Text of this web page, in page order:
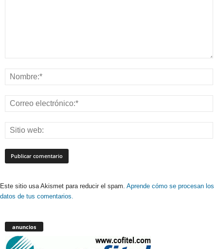
Este sitio usa Akismet para reducir el spam. Aprende cómo se procesan los
datos de tus comentarios.
anuncios